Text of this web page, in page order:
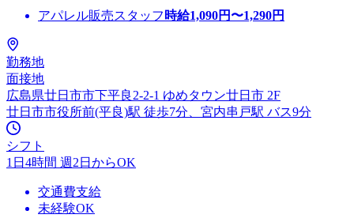
アパレル販売スタッフ 時給1,090円〜1,290円
勤務地
面接地
広島県廿日市市下平良2-2-1 ゆめタウン廿日市 2F
廿日市市役所前(平良)駅 徒歩7分、宮内串戸駅 バス9分
シフト
1日4時間 週2日からOK
交通費支給
未経験OK